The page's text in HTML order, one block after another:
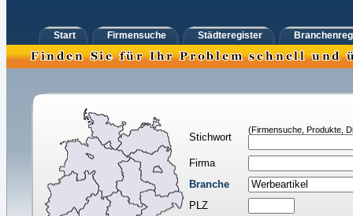
Start Firmensuche Städteregister
Stichwort
(Firmensuche, Produkte,
Firma
Branche
PLZ